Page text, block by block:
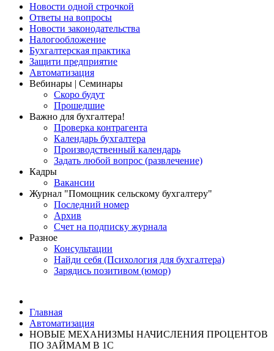
Новости одной строчкой
Ответы на вопросы
Новости законодательства
Налогообложение
Бухгалтерская практика
Защити предприятие
Автоматизация
Вебинары | Семинары
Скоро будут
Прошедшие
Важно для бухгалтера!
Проверка контрагента
Календарь бухгалтера
Производственный календарь
Задать любой вопрос (развлечение)
Кадры
Вакансии
Журнал "Помощник сельскому бухгалтеру"
Последний номер
Архив
Счет на подписку журнала
Разное
Консультации
Найди себя (Психология для бухгалтера)
Зарядись позитивом (юмор)
Главная
Автоматизация
НОВЫЕ МЕХАНИЗМЫ НАЧИСЛЕНИЯ ПРОЦЕНТОВ
ПО ЗАЙМАМ В 1С